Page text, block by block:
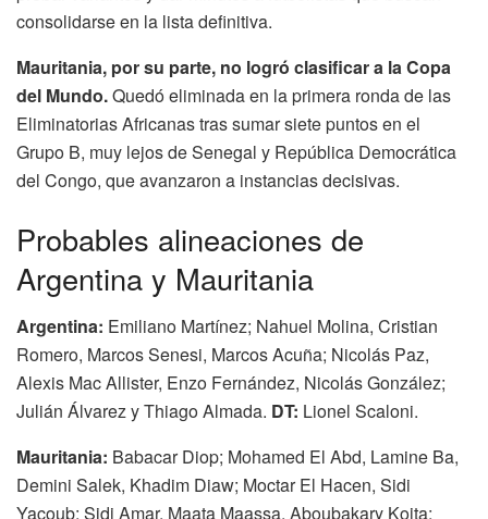
consolidarse en la lista definitiva.
Mauritania, por su parte, no logró clasificar a la Copa
del Mundo.Quedó eliminada en la primera ronda de las
Eliminatorias Africanas tras sumar siete puntos en el
Grupo B, muy lejos de Senegal y República Democrática
del Congo, que avanzaron a instancias decisivas.
Probables alineaciones de
Argentina y Mauritania
Argentina: Emiliano Martínez; Nahuel Molina, Cristian
Romero, Marcos Senesi, Marcos Acuña; Nicolás Paz,
Alexis Mac Allister, Enzo Fernández, Nicolás González;
Julián Álvarez y Thiago Almada. DT: Lionel Scaloni.
Mauritania: Babacar Diop; Mohamed El Abd, Lamine Ba,
Demini Salek, Khadim Diaw; Moctar El Hacen, Sidi
Yacoub; Sidi Amar, Maata Maassa, Aboubakary Koita;